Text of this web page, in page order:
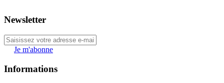
Newsletter
Je m'abonne
Informations